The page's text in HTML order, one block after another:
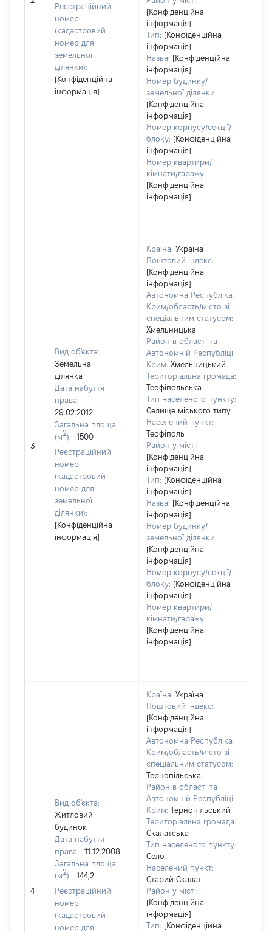
Реєстраційний
номер
(кадастровий
номер для
земельної
ділянки):
[Конфіденційна
інформація]
[Конфіденційна
інформація]
Тип: [Конфіденційна
інформація]
Назва: [Конфіденційна
інформація]
Номер будинку/
земельної ділянки:
[Конфіденційна
інформація]
Номер корпусу/секції/
блоку: [Конфіденційна
інформація]
Номер квартири/
кімнати/гаражу:
[Конфіденційна
інформація]
3
Вид об'єкта:
Земельна
ділянка
Дата набуття
права:
29.02.2012
Загальна площа
(м2):
1500
Реєстраційний
номер
(кадастровий
номер для
земельної
ділянки):
[Конфіденційна
інформація]
Країна: Україна
Поштовий індекс:
[Конфіденційна
інформація]
Автономна Республіка
Крим/область/місто зі
спеціальним статусом:
Хмельницька
Район в області та
Автономній Республіці
Крим: Хмельницький
Територіальна громада:
Теофіпольська
Тип населеного пункту:
Селище міського типу
Населений пункт:
Теофіполь
Район у місті:
[Конфіденційна
інформація]
Тип: [Конфіденційна
інформація]
Назва: [Конфіденційна
інформація]
Номер будинку/
земельної ділянки:
[Конфіденційна
інформація]
Номер корпусу/секції/
блоку: [Конфіденційна
інформація]
Номер квартири/
кімнати/гаражу:
[Конфіденційна
інформація]
4
Вид об'єкта:
Житловий
будинок
Дата набуття
права:
11.12.2008
Загальна площа
(м2):
144,2
Реєстраційний
номер
(кадастровий
номер для
Країна: Україна
Поштовий індекс:
[Конфіденційна
інформація]
Автономна Республіка
Крим/область/місто зі
спеціальним статусом:
Тернопільська
Район в області та
Автономній Республіці
Крим: Тернопільський
Територіальна громада:
Скалатська
Тип населеного пункту:
Село
Населений пункт:
Старий Скалат
Район у місті:
[Конфіденційна
інформація]
Тип: [Конфіденційна